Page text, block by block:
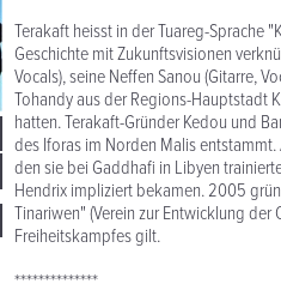
Terakaft heisst in der Tuareg-Sprache
Geschichte mit Zukunftsvisionen
Vocals), seine Neffen Sanou (Gitarre,
Tohandy aus der Regions-Hauptstadt
hatten. Terakaft-Gründer Kedou und
des Iforas im Norden Malis
den sie bei Gaddhafi in Libyen
Hendrix impliziert bekamen. 2005
Tinariwen" (Verein zur Entwicklung der
Freiheitskampfes gilt.
**************